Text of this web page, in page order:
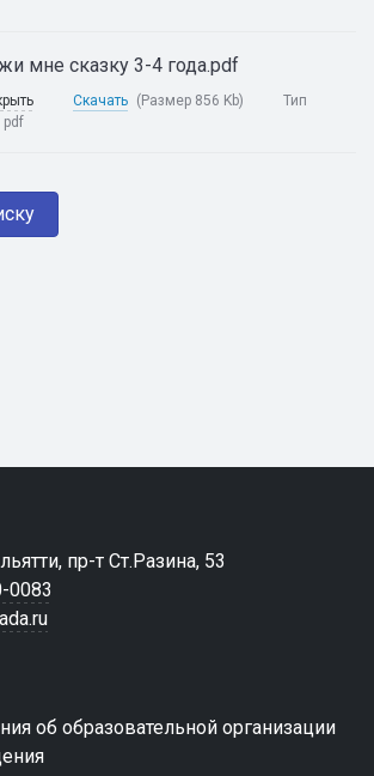
мне сказку 3-4 года.pdf
Скачать (Размер 856 Kb)
Тип
pdf
пр-т Ст.Разина, 53
0083
об образовательной организации